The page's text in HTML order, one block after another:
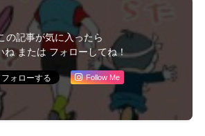
の記事が気に入ったら
ね または フォローしてね！
Follow Me